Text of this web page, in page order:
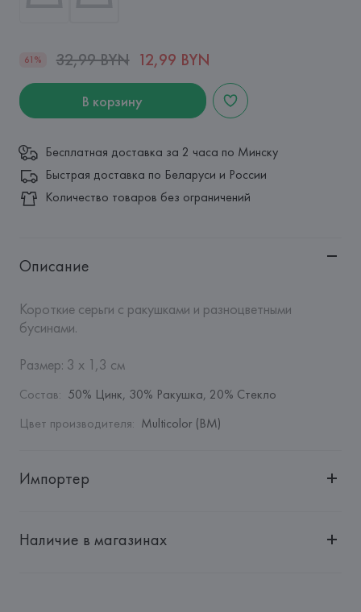
61% 32,99 BYN 12,99 BYN
В корзину
Бесплатная доставка за 2 часа по Минску
Быстрая доставка по Беларуси и России
Количество товаров без ограничений
Описание
Короткие серьги с ракушками и разноцветными
бусинами.
Размер: 3 x 1,3 см
Состав: 50% Цинк, 30% Ракушка, 20% Стекло
Цвет производителя: Multicolor (BM)
Импортер
"БелВиринея"
Наличие в магазинах